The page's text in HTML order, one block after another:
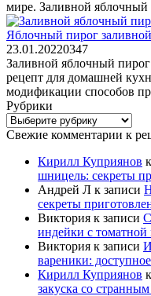
мире. Заливной яблочный
Яблочный пирог
23.01.20220347
Заливной яблочный
рецепт для домашней
модификации способов
Рубрики
Рубрики
Свежие комментарии к
Кирилл Куприянов
шницель: секреты
Андрей Л к записи
секреты
Виктория к записи
индейки с томатной
Виктория к записи
вареники:
Кирилл Куприянов
закуска со